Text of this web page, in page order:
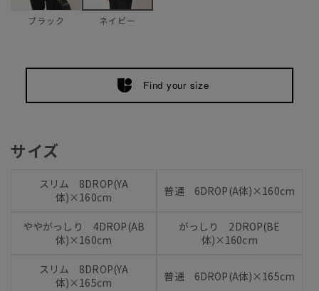
ブラック ネイビー
Find your size
サイズ
スリム 8DROP(YA
体)×160cm
普通 6DROP(A体)×160cm
ややがっしり 4DROP(AB
体)×160cm
がっしり 2DROP(BE
体)×160cm
スリム 8DROP(YA
体)×165cm
普通 6DROP(A体)×165cm